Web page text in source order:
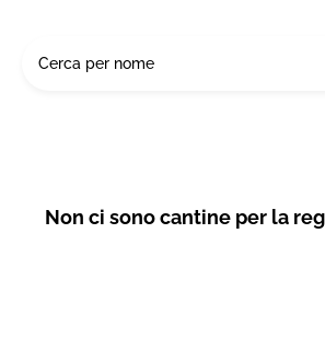
Non ci sono cantine per la